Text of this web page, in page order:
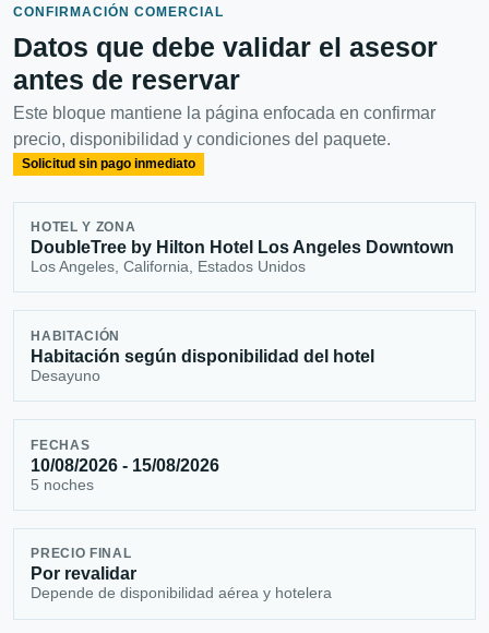
CONFIRMACIÓN COMERCIAL
Datos que debe validar el asesor
antes de reservar
Este bloque mantiene la página enfocada en confirmar
precio, disponibilidad y condiciones del paquete.
Solicitud sin pago inmediato
HOTEL Y ZONA
DoubleTree by Hilton Hotel Los Angeles Downtown
Los Angeles, California, Estados Unidos
HABITACIÓN
Habitación según disponibilidad del hotel
Desayuno
FECHAS
10/08/2026 - 15/08/2026
5 noches
PRECIO FINAL
Por revalidar
Depende de disponibilidad aérea y hotelera